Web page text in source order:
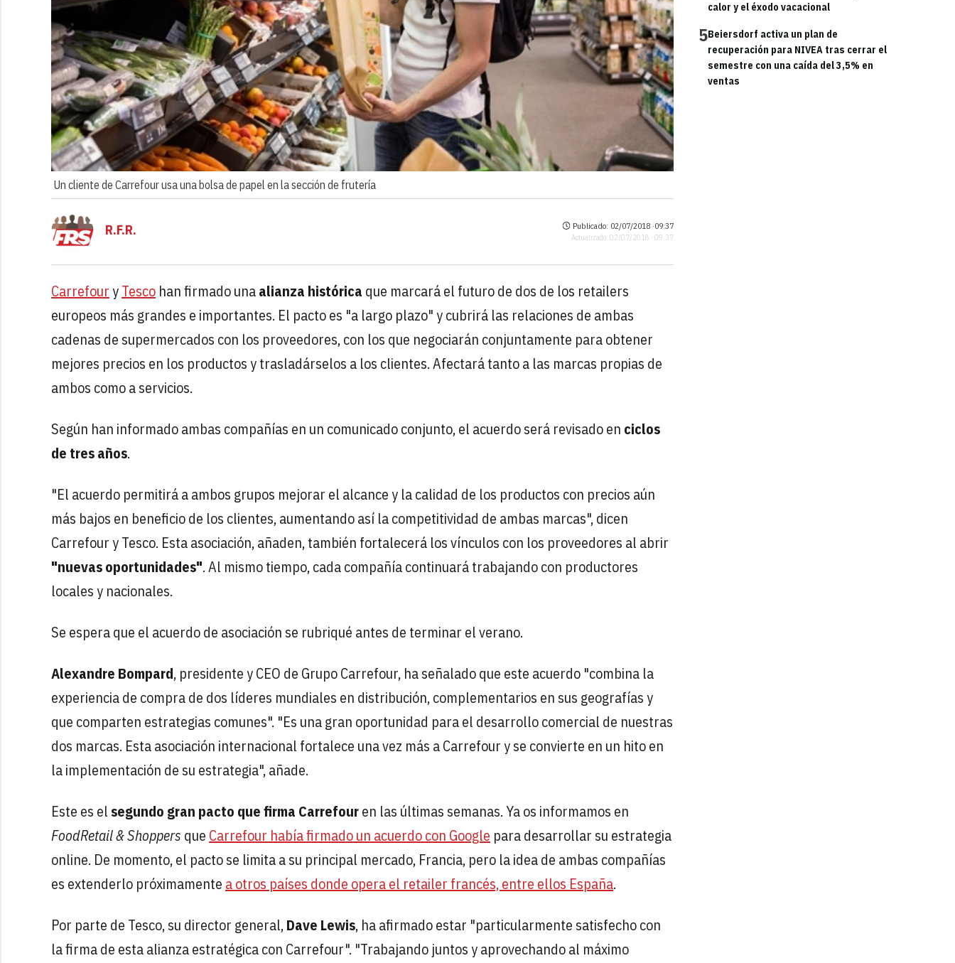
Un cliente de Carrefour usa una bolsa de papel en la sección de frutería
calor y el éxodo vacacional
5Beiersdorf activa un plan de
recuperación para NIVEA tras cerrar el
semestre con una caída del 3,5% en
ventas
R.F.R. Publicado: 02/07/2018 ·09:37
Actualizado: 02/07/2018 · 09:37
CarrefouryTesco han firmado unaalianza histórica que marcará el futuro de dos de los retailers
europeos más grandes e importantes. El pacto es "a largo plazo" y cubrirá las relaciones de ambas
cadenas de supermercados con los proveedores, con los que negociarán conjuntamente para obtener
mejores precios en los productos y trasladárselos a los clientes. Afectará tanto a las marcas propias de
ambos como a servicios.
Según han informado ambas compañías en un comunicado conjunto, el acuerdo será revisado en ciclos
de tres años.
"El acuerdo permitirá a ambos grupos mejorar el alcance y la calidad de los productos con precios aún
más bajos en beneficio de los clientes, aumentando así la competitividad de ambas marcas", dicen
Carrefour y Tesco. Esta asociación, añaden, también fortalecerá los vínculos con los proveedores al abrir
"nuevas oportunidades". Al mismo tiempo, cada compañía continuará trabajando con productores
locales y nacionales.
Se espera que el acuerdo de asociación se rubriqué antes de terminar el verano.
Alexandre Bompard, presidente y CEO de Grupo Carrefour, ha señalado que este acuerdo "combina la
experiencia de compra de dos líderes mundiales en distribución, complementarios en sus geografías y
que comparten estrategias comunes". "Es una gran oportunidad para el desarrollo comercial de nuestras
dos marcas. Esta asociación internacional fortalece una vez más a Carrefour y se convierte en un hito en
la implementación de su estrategia", añade.
Este es el segundo gran pacto que firma Carrefouren las últimas semanas. Ya os informamos en
FoodRetail & Shoppers que Carrefour había firmado un acuerdo con Google para desarrollar su estrategia
online. De momento, el pacto se limita a su principal mercado, Francia, pero la idea de ambas compañías
es extenderlo próximamente a otros países donde opera el retailer francés, entre ellos España.
Por parte de Tesco, su director general,Dave Lewis, ha afirmado estar "particularmente satisfecho con
la firma de esta alianza estratégica con Carrefour". "Trabajando juntos y aprovechando al máximo